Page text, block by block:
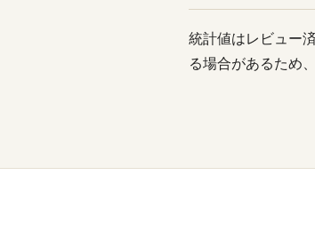
統計値はレビュー
る場合があるため